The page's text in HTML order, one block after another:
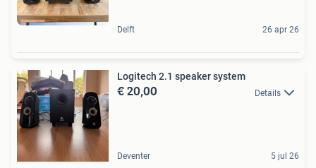
Delft 26 apr 26
Logitech 2.1 speaker system
€ 20,00 Details
Deventer 5 jul 26